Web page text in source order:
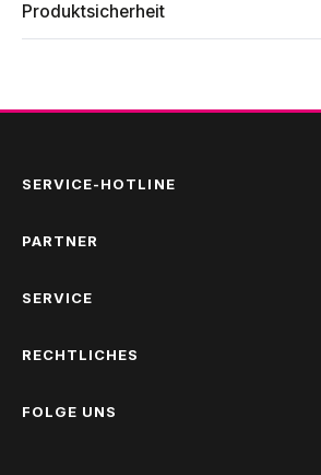
Produktsicherheit
SERVICE-HOTLINE
PARTNER
SERVICE
RECHTLICHES
FOLGE UNS